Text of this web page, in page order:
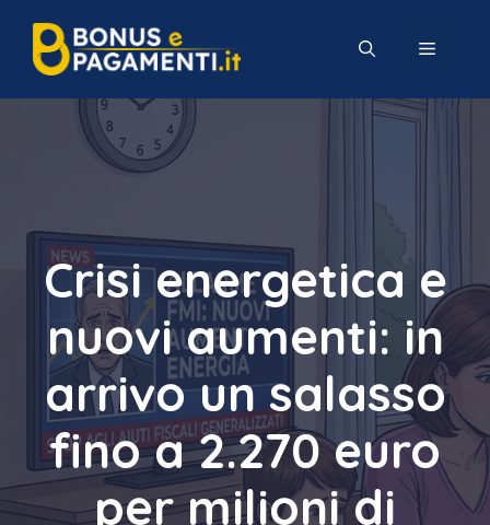
contenuto
MENU
Crisi energetica e
nuovi aumenti: in
arrivo un salasso
fino a 2.270 euro
per milioni di